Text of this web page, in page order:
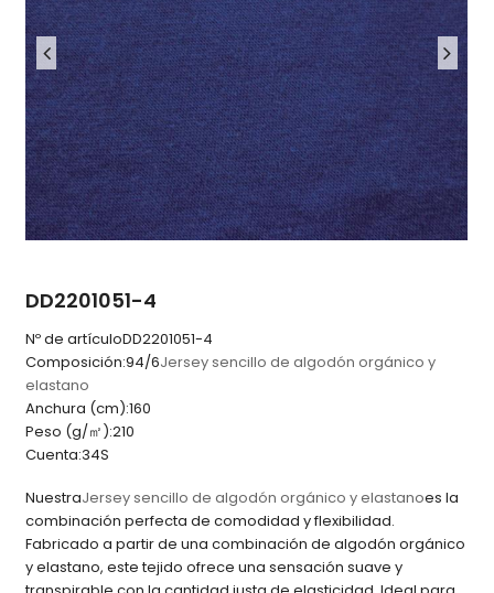
DD2201051-4
Nº de artículoDD2201051-4
Composición:94/6Jersey sencillo de algodón orgánico y
elastano
Anchura (cm):160
Peso (g/㎡):210
Cuenta:34S
NuestraJersey sencillo de algodón orgánico y elastanoes la
combinación perfecta de comodidad y flexibilidad.
Fabricado a partir de una combinación de algodón orgánico
y elastano, este tejido ofrece una sensación suave y